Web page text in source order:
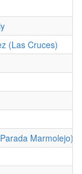
(Las Cruces)
Marmolejo)